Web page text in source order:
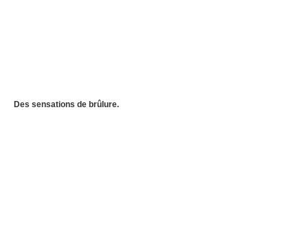
Des sensations de brûlure.